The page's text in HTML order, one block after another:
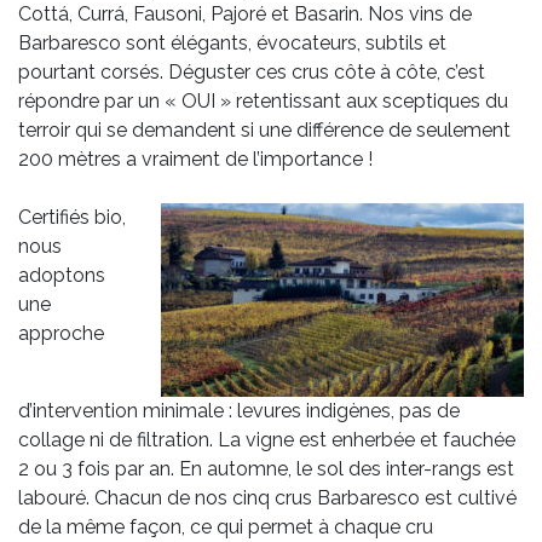
Cottá, Currá, Fausoni, Pajoré et Basarin. Nos vins de
Barbaresco sont élégants, évocateurs, subtils et
pourtant corsés. Déguster ces crus côte à côte, c’est
répondre par un « OUI » retentissant aux sceptiques du
terroir qui se demandent si une différence de seulement
200 mètres a vraiment de l’importance !
Certifiés bio,
nous
adoptons
une
approche
d’intervention minimale : levures indigènes, pas de
collage ni de filtration. La vigne est enherbée et fauchée
2 ou 3 fois par an. En automne, le sol des inter-rangs est
labouré. Chacun de nos cinq crus Barbaresco est cultivé
de la même façon, ce qui permet à chaque cru